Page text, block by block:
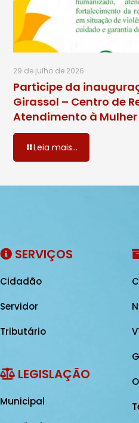
29 de julho de 2026
Participe da
Girassol – Centro de
Atendimento à Mulher
Leia mais...
SERVIÇOS
Cidadão
Servidor
Tributário
LEGISLAÇÃO
Municipal